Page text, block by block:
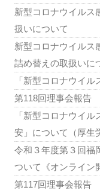
新型コロナウイルス
扱いについて
新型コロナウイルス
詰め替えの取扱いに
「新型コロナウイ
第118回理事会報告
「新型コロナウイ
安」について（厚生
令和３年度第３回福
ついて《オンライン
第117回理事会報告